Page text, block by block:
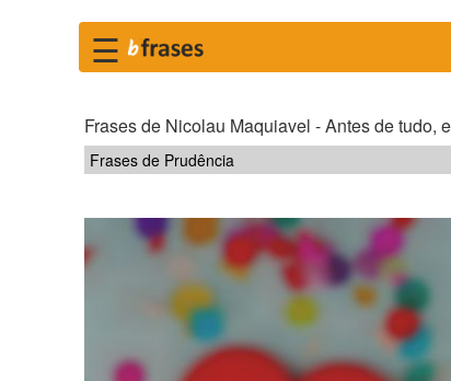
☰
Frases de Nicolau Maquiavel - Antes de tudo,
Frases de Prudência